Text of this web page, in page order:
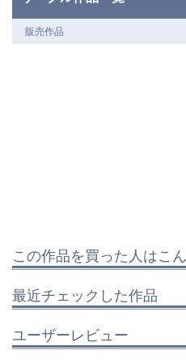
販売作品
この作品を買った人はこ
最近チェックした作品
ユーザーレビュー